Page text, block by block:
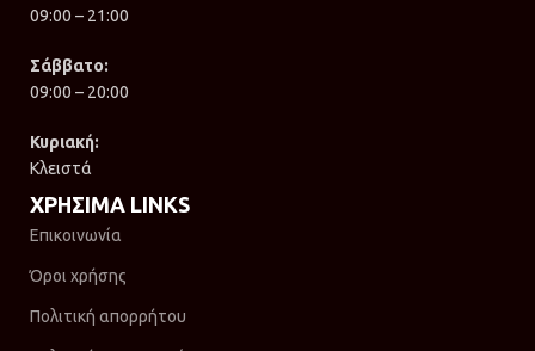
09:00 – 21:00
Σάββατο:
09:00 – 20:00
Κυριακή:
Κλειστά
ΧΡΗΣΙΜΑ LINKS
Επικοινωνία
Όροι χρήσης
Πολιτική απορρήτου